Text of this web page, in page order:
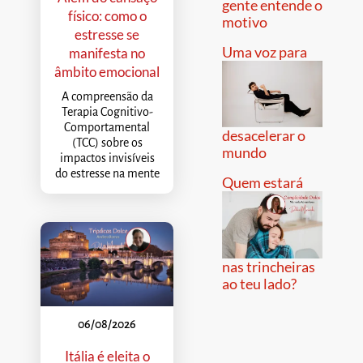
físico: como o
estresse se
manifesta no
âmbito emocional
A compreensão da
Terapia Cognitivo-
Comportamental
(TCC) sobre os
impactos invisíveis
do estresse na mente
06/08/2026
Itália é eleita o
gente entende o
motivo
Uma voz para
desacelerar o
mundo
Quem estará
nas trincheiras
ao teu lado?